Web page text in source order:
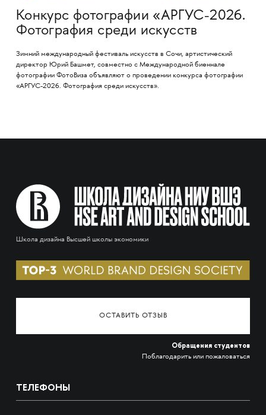
Конкурс фотографии «АРГУС-2026.
Фотография среди искусств
Зимний международный фестиваль искусств в Сочи, артистический
директор Юрий Башмет, совместно с Международной биеннале
фотографии ФотоВиза объявляют о проведении конкурса фотографии
«АРГУС-2026. Фотография среди искусств».
Школа дизайна Высшей школы экономики
ОСТАВИТЬ ОТЗЫВ
Обращения студентов
Поблагодарить или пожаловаться
ТЕЛЕФОНЫ